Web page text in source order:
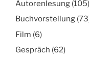
Autorenlesung (105)
Buchvorstellung
Film (6)
Gespräch (62)